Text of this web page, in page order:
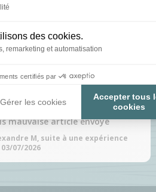
des cookies.
remarketing et automatisation
certifiés par
Gérer les cookies
Accepter tous
cookies
consent
résolu mais Beaucoup de
durant se sav plusieur
mauvaise article envoyé
M, suite à une expérience
07/2026